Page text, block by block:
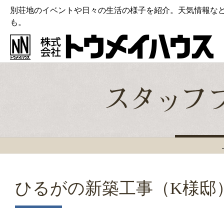
別荘地のイベントや日々の生活の様子を紹介。天気情報な
も。
ひるがの新築工事（K様邸